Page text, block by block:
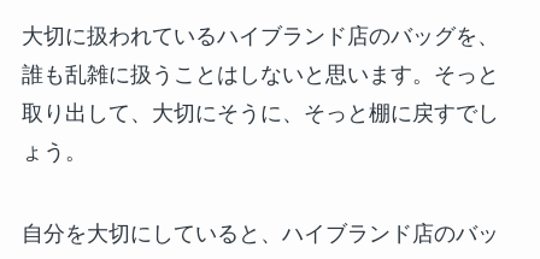
大切に扱われているハイブランド店のバッグを、
誰も乱雑に扱うことはしないと思います。そっと
取り出して、大切にそうに、そっと棚に戻すでし
ょう。
自分を大切にしていると、ハイブランド店のバッ